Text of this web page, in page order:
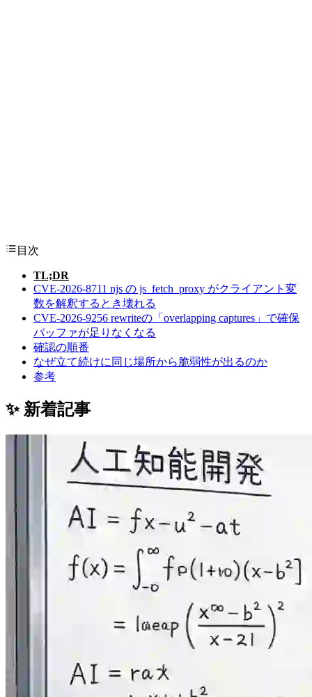
目次
TL;DR
CVE-2026-8711 njs の js_fetch_proxy がクライアント変
数を解釈するとき壊れる
CVE-2026-9256 rewriteの「overlapping captures」で確保
バッファが足りなくなる
確認の順番
なぜ立て続けに同じ場所から脆弱性が出るのか
参考
✨ 新着記事